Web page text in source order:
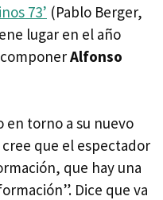
73’ (Pablo Berger,
lugar en el año
componerAlfonso
en torno a su nuevo
que el espectador
que hay una
Dice que va